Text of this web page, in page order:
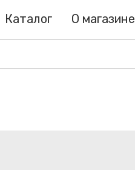
Каталог О магазине